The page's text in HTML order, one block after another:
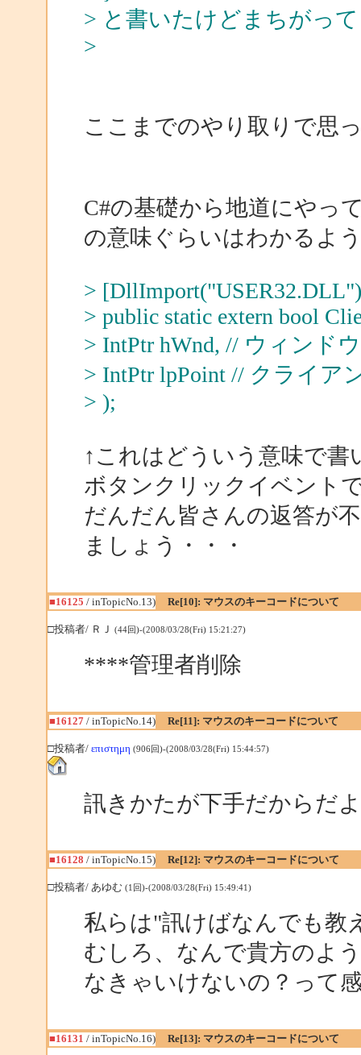
> と書いたけどまちがっ
>
ここまでのやり取りで思
C#の基礎から地道にやっ
の意味ぐらいはわかるよ
>
> public static extern bool
> IntPtr hWnd, // ウィンド
> IntPtr lpPoint // クライア
> );
↑これはどういう意味で書
ボタンクリックイベント
だんだん皆さんの返答が
ましょう・・・
■16125 / inTopicNo.13) Re[10]: マウスのキーコードについて
□投稿者/ ＲＪ (44回)-(2008/03/28(Fri) 15:21:27)
****管理者削除
■16127/ inTopicNo.14) Re[11]: マウスのキーコードについて
□投稿者/ επιστημη (906回)-(2008/03/28(Fri) 15:44:57)
訊きかたが下手だからだ
■16128 / inTopicNo.15) Re[12]: マウスのキーコードについて
□投稿者/ あゆむ (1回)-(2008/03/28(Fri) 15:49:41)
私らは"訊けばなんでも教
むしろ、なんで貴方のよ
なきゃいけないの？って
■16131 / inTopicNo.16) Re[13]: マウスのキーコードについて